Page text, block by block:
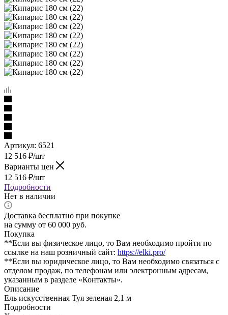
Артикул: 6521
12 516 ₽/шт
Варианты цен
12 516 ₽/шт
Подробности
Нет в наличии
Доставка бесплатно при покупке
на сумму от 60 000 руб.
Покупка
**Если вы физическое лицо, то Вам необходимо пройти по
ссылке на наш розничный сайт: https://elki.pro/
**Если вы юридическое лицо, то Вам необходимо связаться с
отделом продаж, по телефонам или электронным адресам,
указанным в разделе «Контакты».
Описание
Ель искусственная Туя зеленая 2,1 м
Подробности